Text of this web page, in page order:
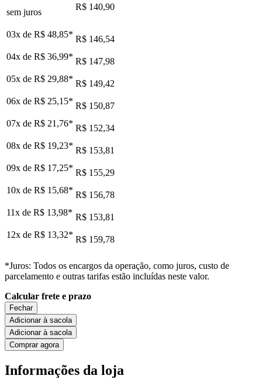
sem juros
R$ 140,90
03x de R$ 48,85* R$ 146,54
04x de R$ 36,99* R$ 147,98
05x de R$ 29,88* R$ 149,42
06x de R$ 25,15* R$ 150,87
07x de R$ 21,76* R$ 152,34
08x de R$ 19,23* R$ 153,81
09x de R$ 17,25* R$ 155,29
10x de R$ 15,68* R$ 156,78
11x de R$ 13,98* R$ 153,81
12x de R$ 13,32* R$ 159,78
*Juros: Todos os encargos da operação, como juros, custo de
parcelamento e outras tarifas estão incluídas neste valor.
Calcular frete e prazo
Fechar
Adicionar à sacola
Adicionar à sacola
Comprar agora
Informações da loja